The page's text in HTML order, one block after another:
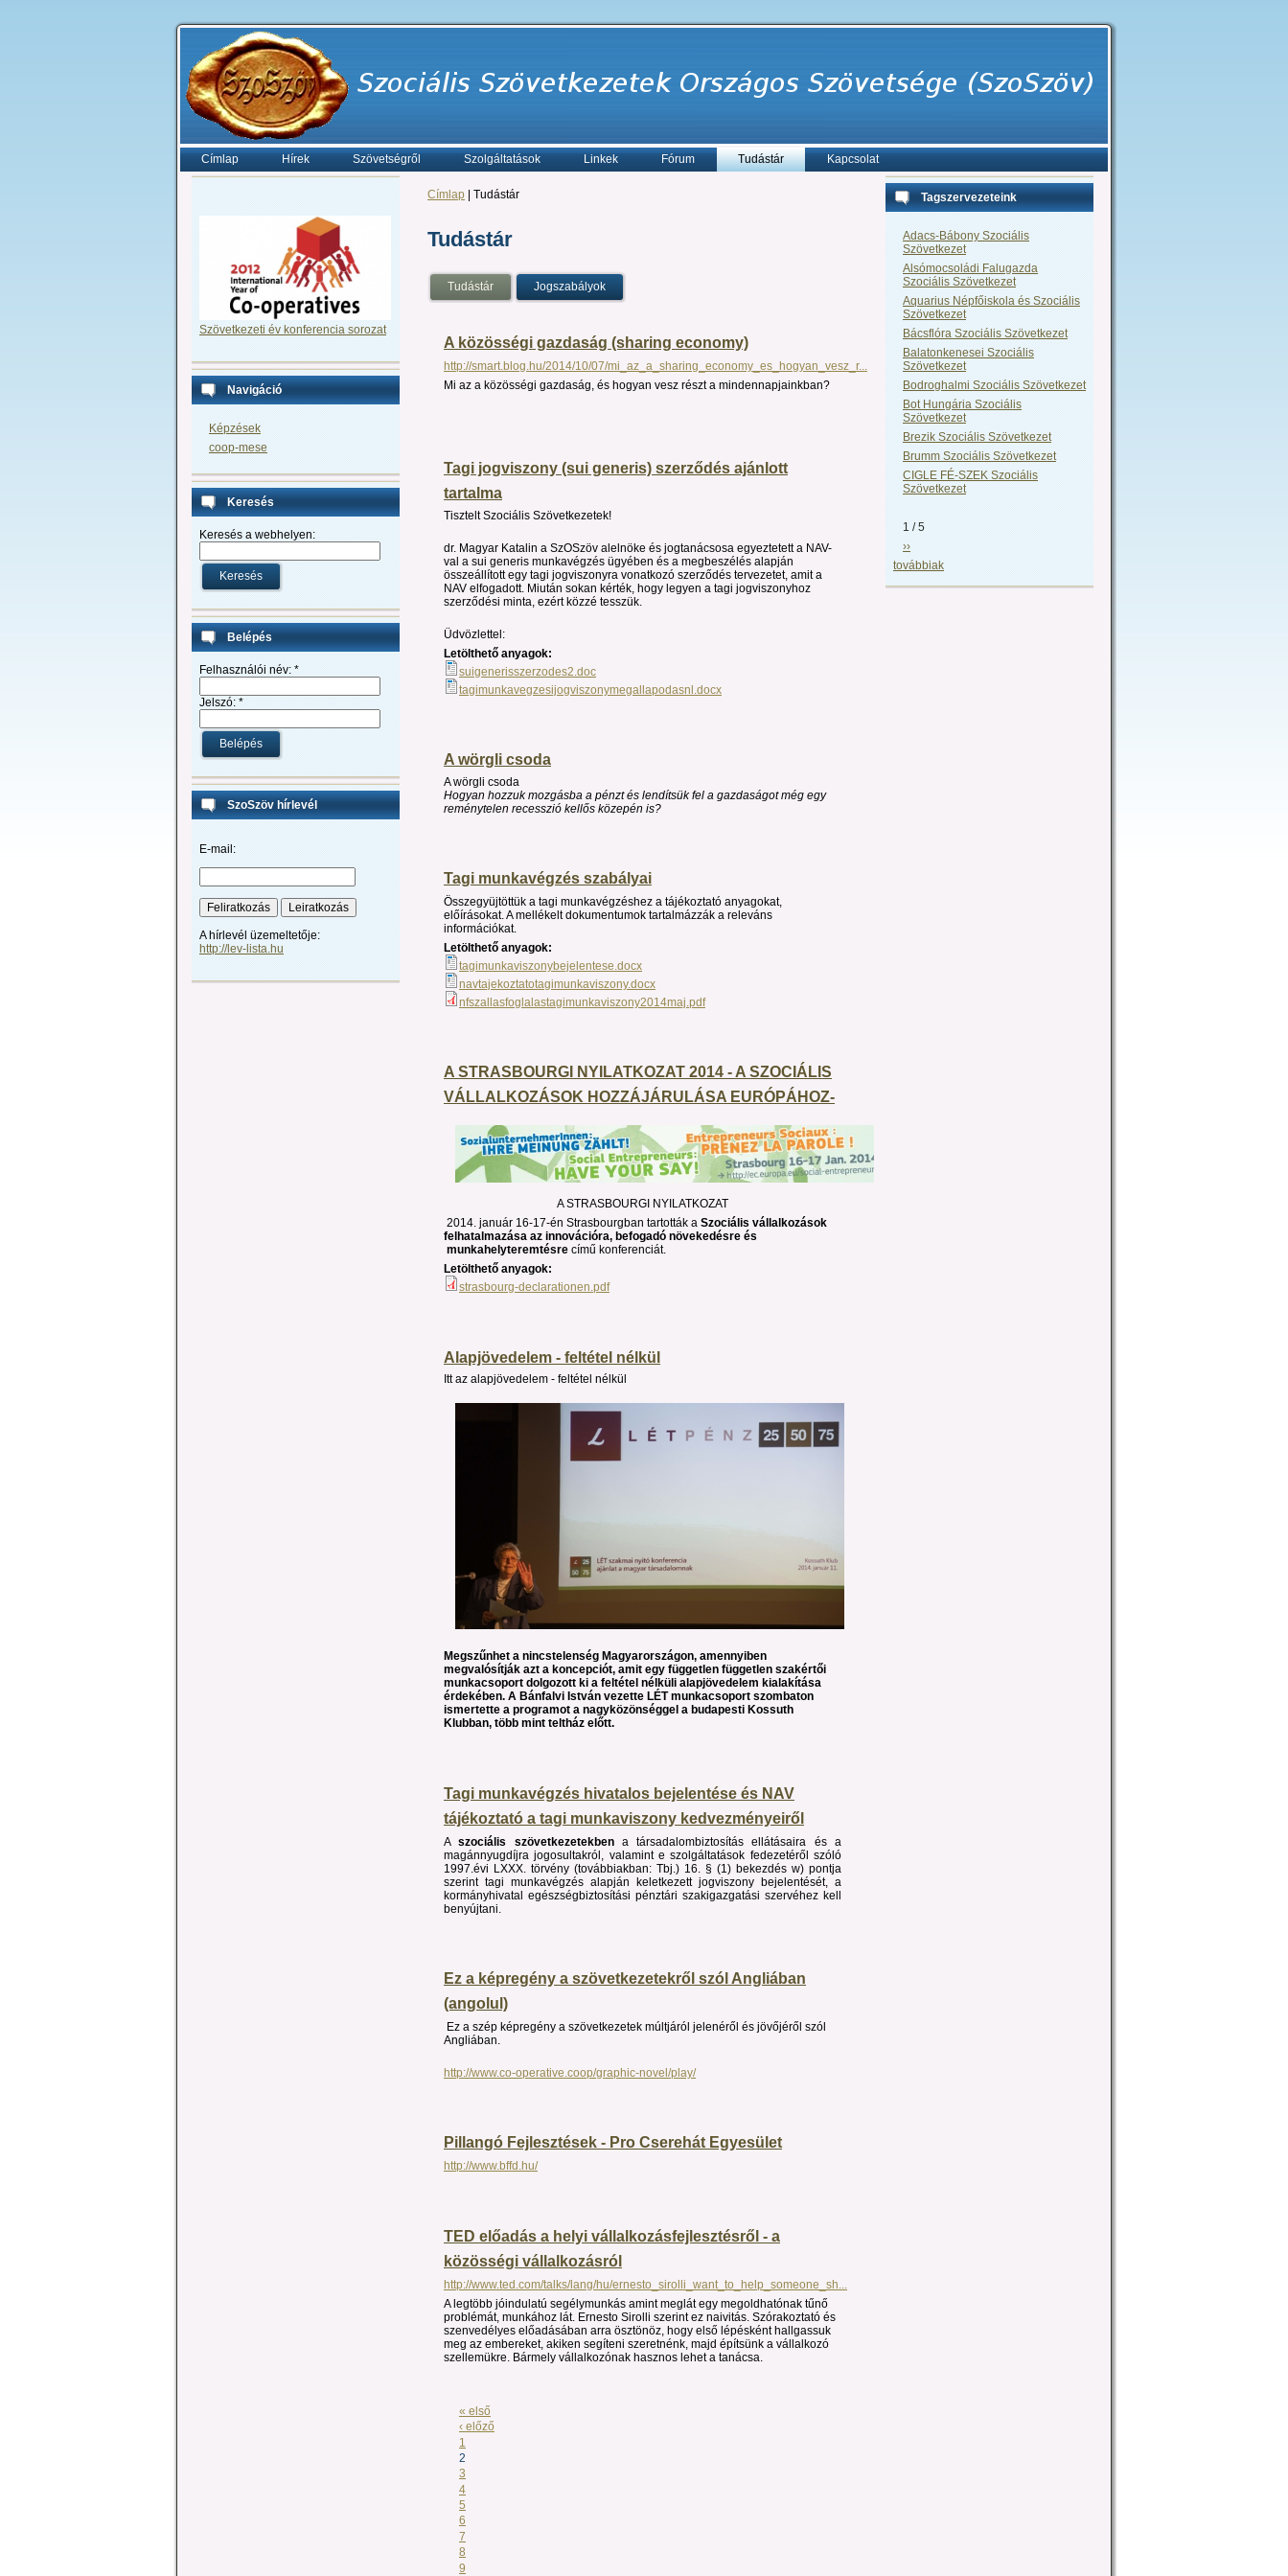
Címlap Hírek Szövetségről Szolgáltatások Linkek Fórum Tudástár Kapcsolat
Szövetkezeti év konferencia sorozat
Navigáció
Képzések
coop-mese
Keresés
Keresés a webhelyen:
Belépés
Felhasználói név: *
Jelszó: *
SzoSzöv hírlevél
E-mail:
A hírlevél üzemeltetője:
http://lev-lista.hu
Címlap | Tudástár
Tudástár
Tudástár Jogszabályok
A közösségi gazdaság (sharing economy)
http://smart.blog.hu/2014/10/07/mi_az_a_sharing_economy_es_hogyan_vesz_r...
Mi az a közösségi gazdaság, és hogyan vesz részt a mindennapjainkban?
Tagi jogviszony (sui generis) szerződés ajánlott
tartalma
Tisztelt Szociális Szövetkezetek!
dr. Magyar Katalin a SzOSzöv alelnöke és jogtanácsosa egyeztetett a NAV-
val a sui generis munkavégzés ügyében és a megbeszélés alapján
összeállított egy tagi jogviszonyra vonatkozó szerződés tervezetet, amit a
NAV elfogadott. Miután sokan kérték, hogy legyen a tagi jogviszonyhoz
szerződési minta, ezért közzé tesszük.
Üdvözlettel:
Letölthető anyagok:
suigenerisszerzodes2.doc
tagimunkavegzesijogviszonymegallapodasnl.docx
A wörgli csoda
A wörgli csoda
Hogyan hozzuk mozgásba a pénzt és lendítsük fel a gazdaságot még egy
reménytelen recesszió kellős közepén is?
Tagi munkavégzés szabályai
Összegyüjtöttük a tagi munkavégzéshez a tájékoztató anyagokat,
előírásokat. A mellékelt dokumentumok tartalmázzák a releváns
információkat.
Letölthető anyagok:
tagimunkaviszonybejelentese.docx
navtajekoztatotagimunkaviszony.docx
nfszallasfoglalastagimunkaviszony2014maj.pdf
A STRASBOURGI NYILATKOZAT 2014 - A SZOCIÁLIS
VÁLLALKOZÁSOK HOZZÁJÁRULÁSA EURÓPÁHOZ-
A STRASBOURGI NYILATKOZAT
2014. január 16-17-én Strasbourgban tartották a Szociális vállalkozások
felhatalmazása az innovációra, befogadó növekedésre és
munkahelyteremtésre című konferenciát.
Letölthető anyagok:
strasbourg-declarationen.pdf
Alapjövedelem - feltétel nélkül
Itt az alapjövedelem - feltétel nélkül
Megszűnhet a nincstelenség Magyarországon, amennyiben
megvalósítják azt a koncepciót, amit egy független független szakértői
munkacsoport dolgozott ki a feltétel nélküli alapjövedelem kialakítása
érdekében. A Bánfalvi István vezette LÉT munkacsoport szombaton
ismertette a programot a nagyközönséggel a budapesti Kossuth
Klubban, több mint teltház előtt.
Tagi munkavégzés hivatalos bejelentése és NAV
tájékoztató a tagi munkaviszony kedvezményeiről
Aszociális szövetkezetekbena társadalombiztosítás ellátásaira és a
magánnyugdíjra jogosultakról, valamint e szolgáltatások fedezetéről szóló
1997.évi LXXX. törvény (továbbiakban: Tbj.) 16. § (1) bekezdés w) pontja
szerint tagi munkavégzés alapján keletkezett jogviszony bejelentését, a
kormányhivatal egészségbiztosítási pénztári szakigazgatási szervéhez kell
benyújtani.
Ez a képregény a szövetkezetekről szól Angliában
(angolul)
Ez a szép képregény a szövetkezetek múltjáról jelenéről és jövőjéről szól
Angliában.
http://www.co-operative.coop/graphic-novel/play/
Pillangó Fejlesztések - Pro Cserehát Egyesület
http://www.bffd.hu/
TED előadás a helyi vállalkozásfejlesztésről - a
közösségi vállalkozásról
http://www.ted.com/talks/lang/hu/ernesto_sirolli_want_to_help_someone_sh...
A legtöbb jóindulatú segélymunkás amint meglát egy megoldhatónak tűnő
problémát, munkához lát. Ernesto Sirolli szerint ez naivitás. Szórakoztató és
szenvedélyes előadásában arra ösztönöz, hogy első lépésként hallgassuk
meg az embereket, akiken segíteni szeretnénk, majd építsünk a vállalkozó
szellemükre. Bármely vállalkozónak hasznos lehet a tanácsa.
« első
‹ előző
1
2
3
4
5
6
7
8
9
Tagszervezeteink
Adacs-Bábony Szociális
Szövetkezet
Alsómocsoládi Falugazda
Szociális Szövetkezet
Aquarius Népfőiskola és Szociális
Szövetkezet
Bácsflóra Szociális Szövetkezet
Balatonkenesei Szociális
Szövetkezet
Bodroghalmi Szociális Szövetkezet
Bot Hungária Szociális
Szövetkezet
Brezik Szociális Szövetkezet
Brumm Szociális Szövetkezet
CIGLE FÉ-SZEK Szociális
Szövetkezet
1 / 5
››
továbbiak